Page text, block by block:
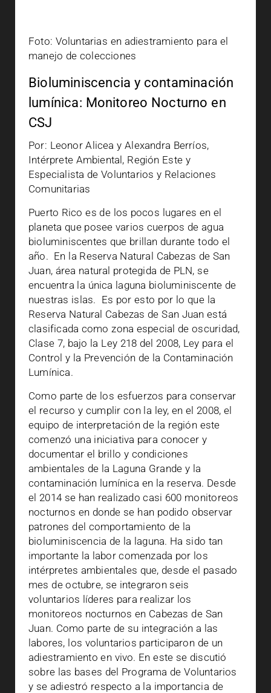
Foto: Voluntarias en adiestramiento para el
manejo de colecciones
Bioluminiscencia y contaminación
lumínica: Monitoreo Nocturno en
CSJ
Por: Leonor Alicea y Alexandra Berríos,
Intérprete Ambiental, Región Este y
Especialista de Voluntarios y Relaciones
Comunitarias
Puerto Rico es de los pocos lugares en el
planeta que posee varios cuerpos de agua
bioluminiscentes que brillan durante todo el
año. En la Reserva Natural Cabezas de San
Juan, área natural protegida de PLN, se
encuentra la única laguna bioluminiscente de
nuestras islas. Es por esto por lo que la
Reserva Natural Cabezas de San Juan está
clasificada como zona especial de oscuridad,
Clase 7, bajo la Ley 218 del 2008, Ley para el
Control y la Prevención de la Contaminación
Lumínica.
Como parte de los esfuerzos para conservar
el recurso y cumplir con la ley, en el 2008, el
equipo de interpretación de la región este
comenzó una iniciativa para conocer y
documentar el brillo y condiciones
ambientales de la Laguna Grande y la
contaminación lumínica en la reserva. Desde
el 2014 se han realizado casi 600 monitoreos
nocturnos en donde se han podido observar
patrones del comportamiento de la
bioluminiscencia de la laguna. Ha sido tan
importante la labor comenzada por los
intérpretes ambientales que, desde el pasado
mes de octubre, se integraron seis
voluntarios líderes para realizar los
monitoreos nocturnos en Cabezas de San
Juan. Como parte de su integración a las
labores, los voluntarios participaron de un
adiestramiento en vivo. En este se discutió
sobre las bases del Programa de Voluntarios
y se adiestró respecto a la importancia de